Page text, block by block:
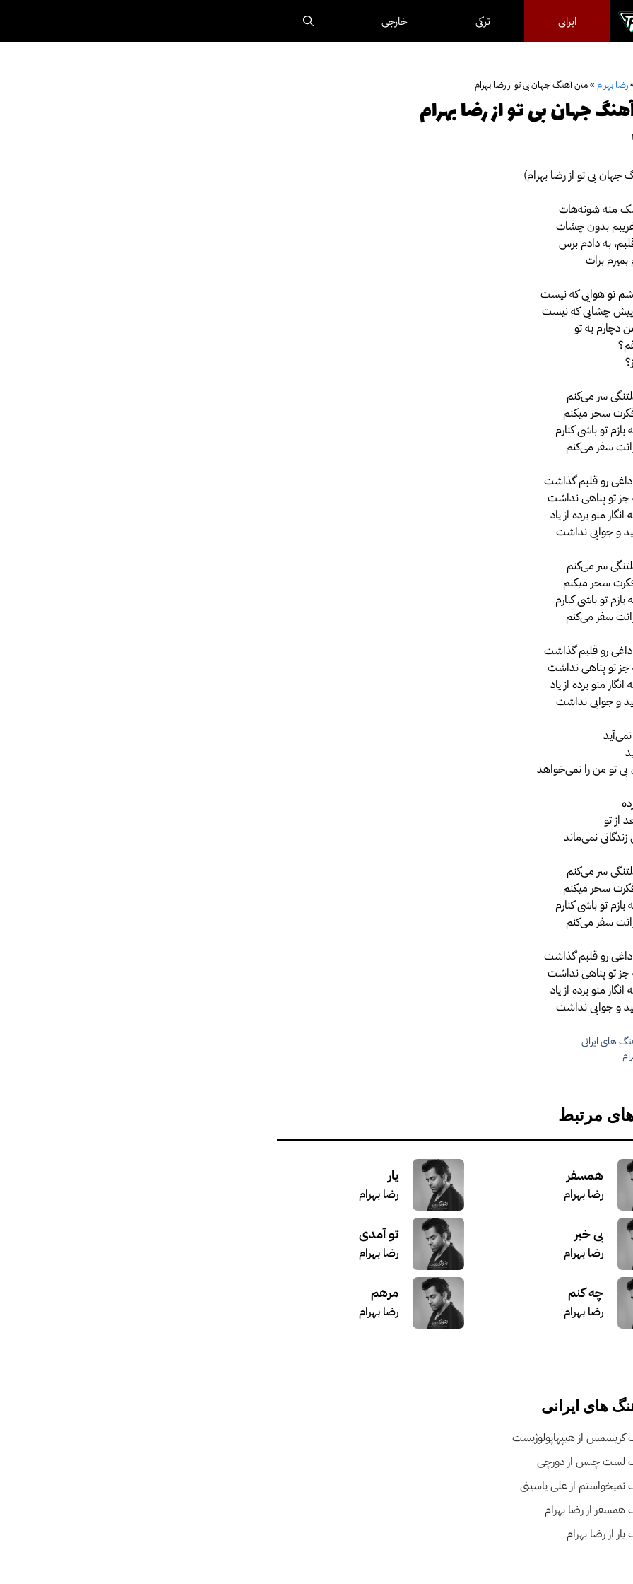
ایرانی ترکی خارجی
رضا بهرام »متن آهنگ جهان بی تو از رضا بهرام
جهان بی تو از رضا بهرام
جهان بی تو از رضا بهرام)
منه شونه‌هات
بدون چشات
به دادم برس
بمیرم برات
تو هوایی که نیست
پیش چشایی که نیست
دچارم به تو
سر می‌کنم
سحر میکنم
بازم تو باشی کنارم
سفر می‌کنم
رو قلبم گذاشت
تو پناهی نداشت
منو برده از یاد
و جوابی نداشت
سر می‌کنم
سحر میکنم
بازم تو باشی کنارم
سفر می‌کنم
رو قلبم گذاشت
تو پناهی نداشت
منو برده از یاد
و جوابی نداشت
بی تو من را نمی‌خواهد
از تو
نمی‌ماند
سر می‌کنم
سحر میکنم
بازم تو باشی کنارم
سفر می‌کنم
رو قلبم گذاشت
تو پناهی نداشت
منو برده از یاد
و جوابی نداشت
های ایرانی
مرتبط
همسفر
رضا بهرام
یار
رضا بهرام
بی خبر
رضا بهرام
تو آمدی
رضا بهرام
چه کنم
رضا بهرام
مرهم
رضا بهرام
های ایرانی
از هیپهاپولوژیست
لست چنس از دورچی
از علی یاسینی
از رضا بهرام
از رضا بهرام